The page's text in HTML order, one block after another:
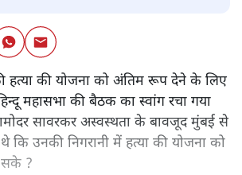
हत्या की योजना को अंतिम रूप देने के लिए
महासभा की बैठक का स्वांग रचा गया
सावरकर अस्वस्थता के बावजूद मुंबई से
उनकी निगरानी में हत्या की योजना को
सके ?